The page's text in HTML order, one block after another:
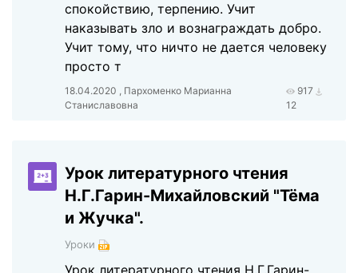
спокойствию, терпению. Учит
наказывать зло и вознаграждать добро.
Учит тому, что ничто не дается человеку
просто т
18.04.2020 , Пархоменко Марианна
Станиславовна
917
12
Урок литературного чтения
Н.Г.Гарин-Михайловский "Тёма
и Жучка".
Уроки
Урок литературного чтения Н.Г.Гарин-